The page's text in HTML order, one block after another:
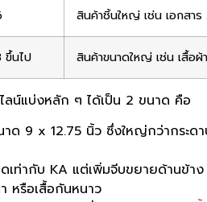
สินค้าชิ้นใหญ่ เช่น เอกสาร
ขึ้นไป สินค้าขนาดใหญ่ เช่น เสื้อ
ลน์แบ่งหลัก ๆ ได้เป็น 2 ขนาด คือ
ด 9 x 12.75 นิ้ว ซึ่งใหญ่กว่ากระด
เท่ากับ KA แต่เพิ่มจีบขยายด้านข้า
หรือเสื้อกันหนาว